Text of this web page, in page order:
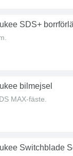
SDS+
bilmejsel
MAX-fäste.
Switchblade